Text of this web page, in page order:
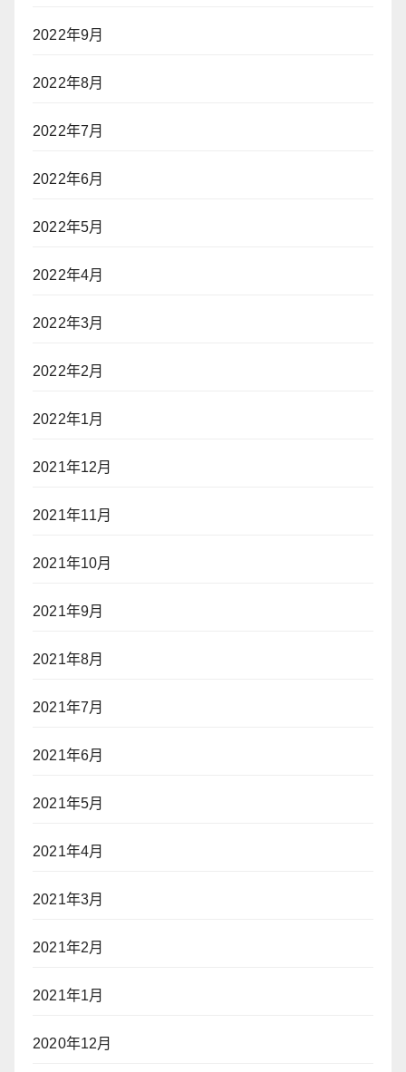
2022年9月
2022年8月
2022年7月
2022年6月
2022年5月
2022年4月
2022年3月
2022年2月
2022年1月
2021年12月
2021年11月
2021年10月
2021年9月
2021年8月
2021年7月
2021年6月
2021年5月
2021年4月
2021年3月
2021年2月
2021年1月
2020年12月